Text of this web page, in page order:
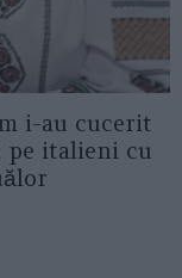
i-au cucerit
pe italieni cu